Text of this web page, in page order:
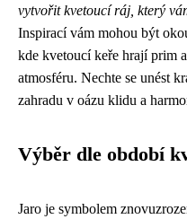
vytvořit kvetoucí ráj, který
Inspirací vám mohou být
kde kvetoucí keře hrají prim
atmosféru. Nechte se unést
zahradu v oázu klidu a
Výběr dle období
Jaro je symbolem